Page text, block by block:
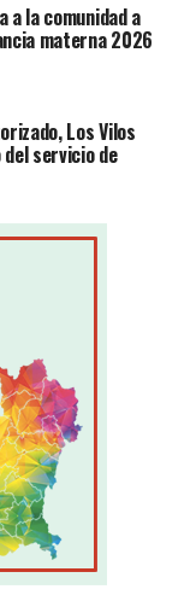
a la comunidad a
materna 2026
Los Vilos
servicio de